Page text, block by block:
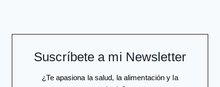
Suscríbete a mi Newsletter
¿Te apasiona la salud, la alimentación y la